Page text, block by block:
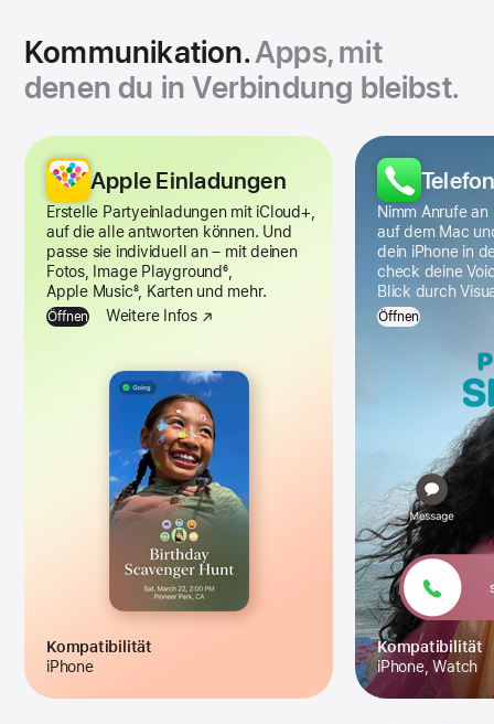
Kommunikation.Apps, mit
denen du in Verbindung bleibst.
Kommuni­
kations­­
Galerie
Apple Ein­ladungen
Erstelle Partyeinladungen mit iCloud+,
auf die alle antworten kön­nen. Und
passe sie individuell an – mit deinen
Fotos, Image Playground6,
Apple Music8, Karten und mehr.
Öffnen Weitere Infos
Kompa­tibilität
iPhone
Nimm Anrufe
auf dem Mac
dein iPhone in
check deine
Blick durch
Öffnen
Kompatibilität
iPhone, Watch